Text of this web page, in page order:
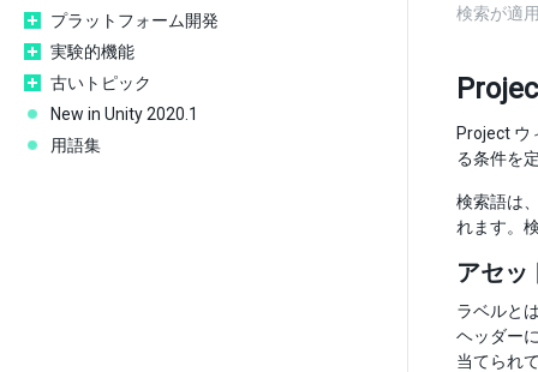
プラットフォーム開発
実験的機能
古いトピック
New in Unity 2020.1
用語集
検索が適
Project ウ
る条件を
検索語は
れます。
アセッ
ラベルと
ヘッダー
当てられ